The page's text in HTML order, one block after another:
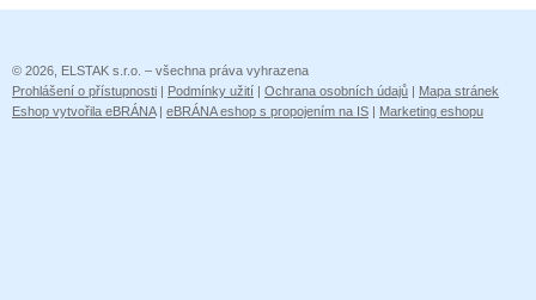
© 2026, ELSTAK s.r.o. – všechna práva vyhrazena
Prohlášení o přístupnosti | Podmínky užití | Ochrana osobních údajů | Mapa stránek
Eshop vytvořila eBRÁNA| eBRÁNA eshop s propojením na IS | Marketing eshopu